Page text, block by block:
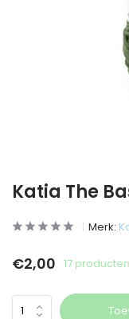
Katia The
Merk:
€2,00 17